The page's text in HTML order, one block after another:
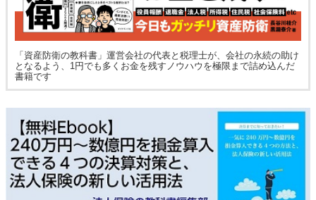
「資産防衛の教科書」運営会社の代表と税理士が、会社の永続の助け
となるよう、1円でも多くお金を残すノウハウを極限まで詰め込んだ
書籍です